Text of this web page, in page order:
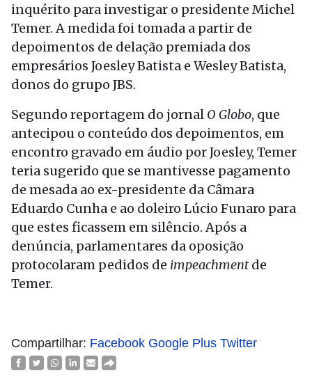
inquérito para investigar o presidente Michel
Temer. A medida foi tomada a partir de
depoimentos de delação premiada dos
empresários Joesley Batista e Wesley Batista,
donos do grupo JBS.
Segundo reportagem do jornal O Globo, que
antecipou o conteúdo dos depoimentos, em
encontro gravado em áudio por Joesley, Temer
teria sugerido que se mantivesse pagamento
de mesada ao ex-presidente da Câmara
Eduardo Cunha e ao doleiro Lúcio Funaro para
que estes ficassem em silêncio. Após a
denúncia, parlamentares da oposição
protocolaram pedidos de impeachmentde
Temer.
Compartilhar: Facebook Google Plus Twitter